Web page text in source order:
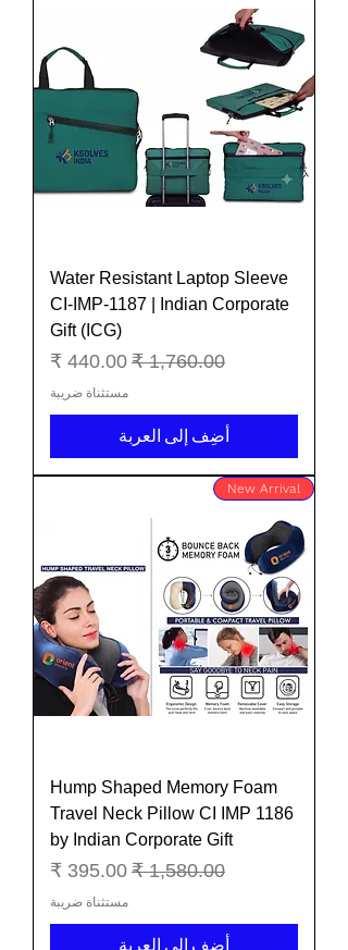
Water Resistant Laptop Sleeve
CI-IMP-1187 | Indian Corporate
Gift (ICG)
سعر عادي سعر البيع
مستثناة ضريبة
أضِف إلى العربة
New Arrival
Hump Shaped Memory Foam
Travel Neck Pillow CI IMP 1186
by Indian Corporate Gift
سعر عادي سعر البيع
مستثناة ضريبة
أضِف إلى العربة